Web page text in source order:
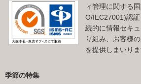
ィ管理に関する
O/IEC27001)認
続的に情報セキ
り組み、お客様
を提供しまいりま
季節の特集